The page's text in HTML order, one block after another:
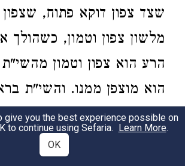
שצד צפון דוקא פתוח,
מלשון צפון וטמון, כשהולך
הרע הוא צפון וטמון
הוא מוצפן ממנו. והשי"ת
בתמונת העולם, דהיינו אות
כן סתום מג' רוחות ופתוח
give you the best experience possible on
to continue using Sefaria. Learn More.
OK